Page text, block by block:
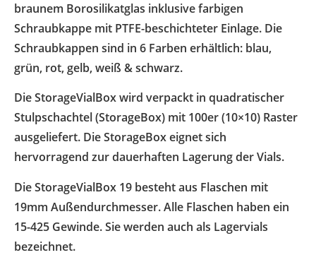
braunem Borosilikatglas inklusive farbigen
Schraubkappe mit PTFE-beschichteter Einlage. Die
Schraubkappen sind in 6 Farben erhältlich: blau,
grün, rot, gelb, weiß & schwarz.
Die StorageVialBox wird verpackt in quadratischer
Stulpschachtel (StorageBox) mit 100er (10×10) Raster
ausgeliefert. Die StorageBox eignet sich
hervorragend zur dauerhaften Lagerung der Vials.
Die StorageVialBox 19 besteht aus Flaschen mit
19mm Außendurchmesser. Alle Flaschen haben ein
15-425 Gewinde. Sie werden auch als Lagervials
bezeichnet.